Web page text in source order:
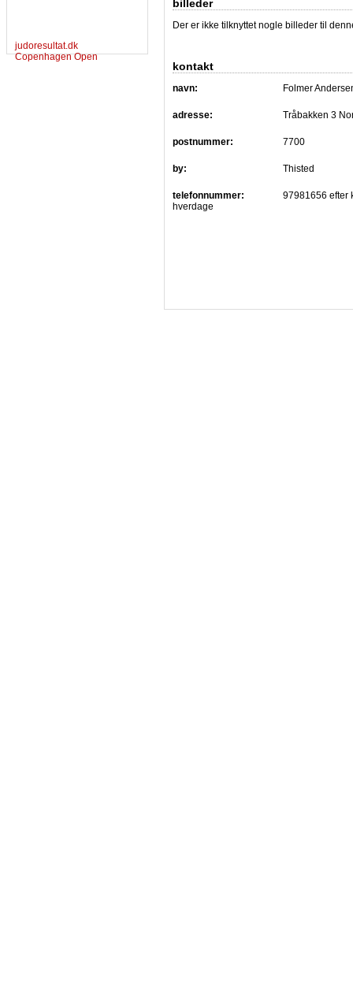
judoresultat.dk
Copenhagen Open
billeder
Der er ikke tilknyttet nogle billeder til
kontakt
navn: Folmer
adresse: Tråbakken 3
postnummer: 7700
by: Thisted
telefonnummer:
97981656 efter
hverdage